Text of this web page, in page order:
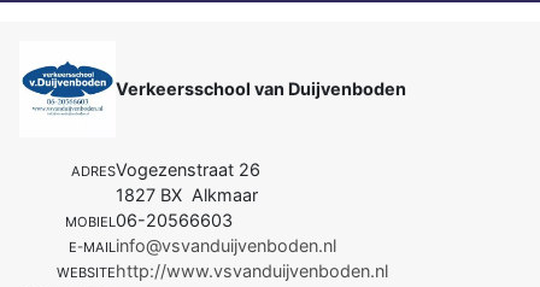
Verkeersschool van Duijvenboden
ADRESVogezenstraat 26
1827 BX Alkmaar
MOBIEL06-20566603
E-MAILinfo@vsvanduijvenboden.nl
WEBSITEhttp://www.vsvanduijvenboden.nl